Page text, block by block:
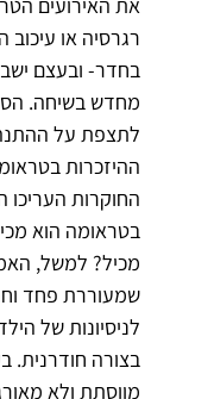
רגרסיה או
בחדר- ובעצם
מחדש בשיחה.
לתצפת על
ההיזכרות
החוקרות
בטראומה הוא
מכיל? למשל,
שמעוררת פחד
לניסיונות של
בצורה חודרנית.
מווסתת ולא